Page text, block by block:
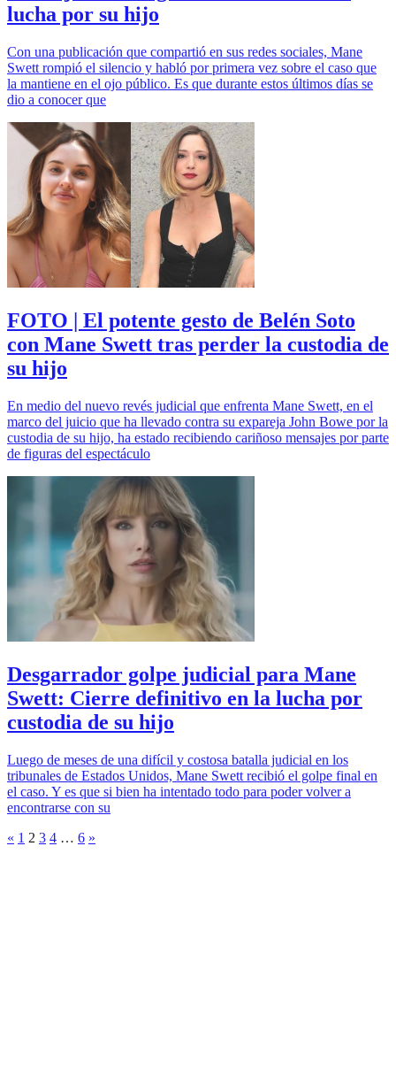
lucha por su hijo
Con una publicación que compartió en sus redes sociales, Mane
Swett rompió el silencio y habló por primera vez sobre el caso que
la mantiene en el ojo público. Es que durante estos últimos días se
dio a conocer que
FOTO | El potente gesto de Belén Soto
con Mane Swett tras perder la custodia de
su hijo
En medio del nuevo revés judicial que enfrenta Mane Swett, en el
marco del juicio que ha llevado contra su expareja John Bowe por la
custodia de su hijo, ha estado recibiendo cariñoso mensajes por parte
de figuras del espectáculo
Desgarrador golpe judicial para Mane
Swett: Cierre definitivo en la lucha por
custodia de su hijo
Luego de meses de una difícil y costosa batalla judicial en los
tribunales de Estados Unidos, Mane Swett recibió el golpe final en
el caso. Y es que si bien ha intentado todo para poder volver a
encontrarse con su
« 1 2 3 4 … 6 »